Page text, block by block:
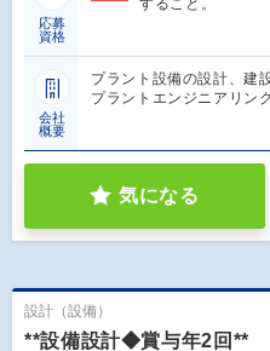
応募
資格
会社
概要
プラント設備の設計、建
プラントエンジニアリン
気になる
設計（設備）
**設備設計◆賞与年2回**